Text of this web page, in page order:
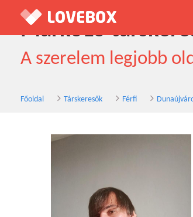
Márko15
A szerelem legjobb
Főoldal Társkeresők Férfi